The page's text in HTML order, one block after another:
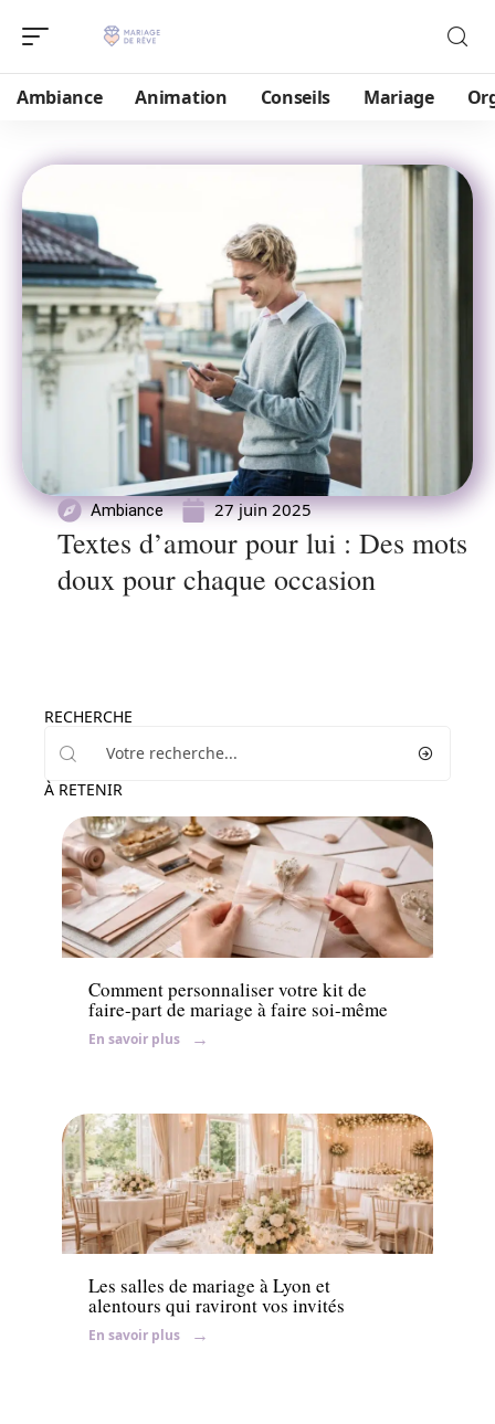
Ambiance Animation Conseils Mariage
Ambiance 27 juin 2025
Textes d’amour pour lui : Des mots
doux pour chaque occasion
RECHERCHE
À RETENIR
Ambiance
Comment personnaliser votre kit de
faire-part de mariage à faire soi-même
En savoir plus
Mariage
Les salles de mariage à Lyon et
alentours qui raviront vos invités
En savoir plus